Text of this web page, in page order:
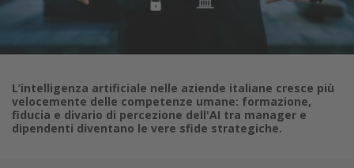
L’intelligenza artificiale nelle aziende italiane cresce più
velocemente delle competenze umane: formazione,
fiducia e divario di percezione dell'AI tra manager e
dipendenti diventano le vere sfide strategiche.